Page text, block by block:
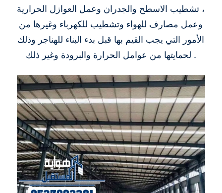
، تشطيب الاسطح والجدران وعمل العوازل الحرارية
وعمل مصارف للهواء وتشطيب للكهرباء وغيرها من
الأمور التي يجب القيم بها قبل بدء البناء للهناجر وذلك
لحمايتها من عوامل الحرارة والبرودة وغير ذلك .